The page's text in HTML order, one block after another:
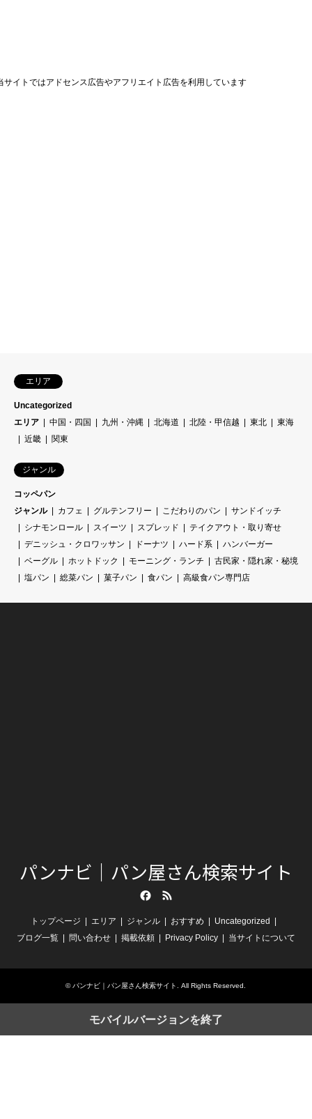
サイトではアドセンス広告やアフリエイト広告を利用しています
エリア
Uncategorized
エリア
中国・四国 九州・沖縄 北海道 北陸・甲信越 東北
東海
近畿
関東
ジャンル
コッペパン
ジャンル
カフェ グルテンフリー こだわりのパン
サンドイッチ
シナモンロール
スイーツ スプレッド
テイクアウト・取り寄せ
デニッシュ・クロワッサン
ドーナツ ハード系
ハンバーガー
ベーグル
ホットドック モーニング・ランチ
古民家・隠れ家・秘境
塩パン
総菜パン 菓子パン 食パン 高級食パン専門店
パンナビ｜パン屋さん検索サイト
トップページ エリア ジャンル おすすめ
Uncategorized
ブログ一覧
問い合わせ 掲載依頼 Privacy Policy 当サイトについて
©パンナビ｜パン屋さん検索サイト. All Rights Reserved.
モバイルバージョンを終了